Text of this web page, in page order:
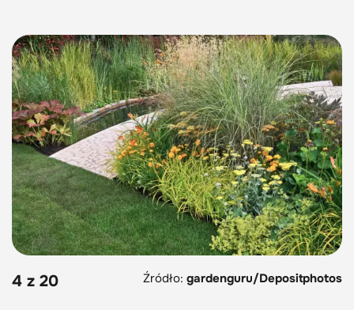
4 z 20 Źródło: gardenguru/Depositphotos